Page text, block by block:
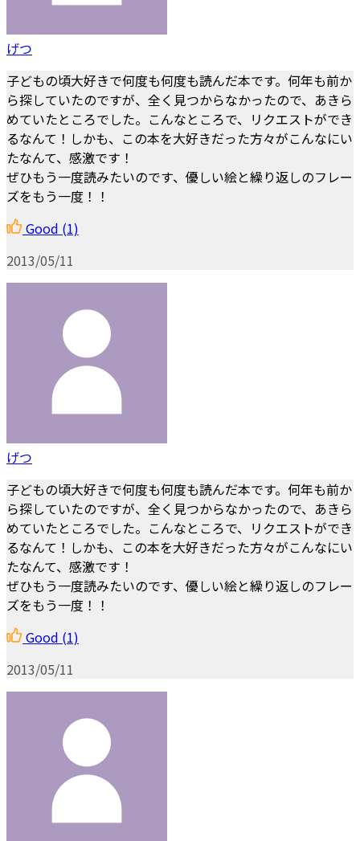
げつ
子どもの頃大好きで何度も何度も読んだ本です。何年も前か
ら探していたのですが、全く見つからなかったので、あきら
めていたところでした。こんなところで、リクエストができ
るなんて！しかも、この本を大好きだった方々がこんなにい
たなんて、感激です！
ぜひもう一度読みたいのです、優しい絵と繰り返しのフレー
ズをもう一度！！
Good (1)
2013/05/11
げつ
子どもの頃大好きで何度も何度も読んだ本です。何年も前か
ら探していたのですが、全く見つからなかったので、あきら
めていたところでした。こんなところで、リクエストができ
るなんて！しかも、この本を大好きだった方々がこんなにい
たなんて、感激です！
ぜひもう一度読みたいのです、優しい絵と繰り返しのフレー
ズをもう一度！！
Good (1)
2013/05/11